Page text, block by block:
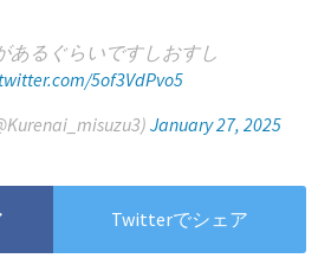
あるぐらいですしおすし
5of3VdPvo5
January 27, 2025
Twitterでシェア